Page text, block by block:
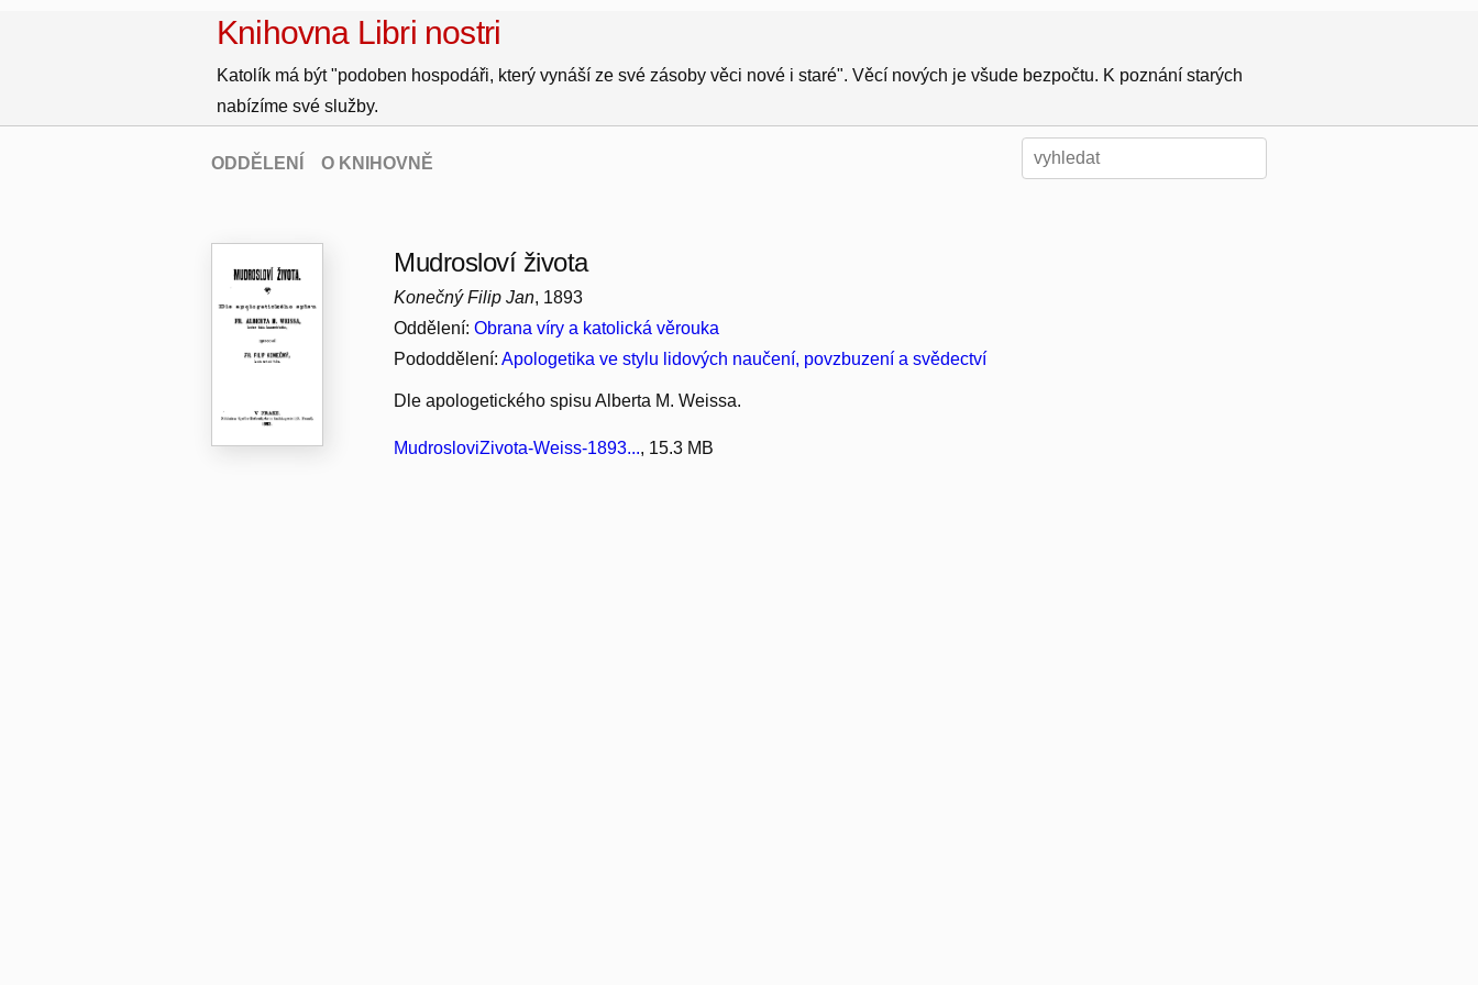
Knihovna Libri nostri
Katolík má být "podoben hospodáři, který vynáší ze své zásoby věci nové i staré". Věcí nových je všude bezpočtu. K poznání starých
nabízíme své služby.
ODDĚLENÍ O KNIHOVNĚ
Mudrosloví života
Konečný Filip Jan, 1893
Oddělení:Obrana víry a katolická věrouka
Pododdělení:Apologetika ve stylu lidových naučení, povzbuzení a svědectví
Dle apologetického spisu Alberta M. Weissa.
MudrosloviZivota-Weiss-1893..., 15.3 MB